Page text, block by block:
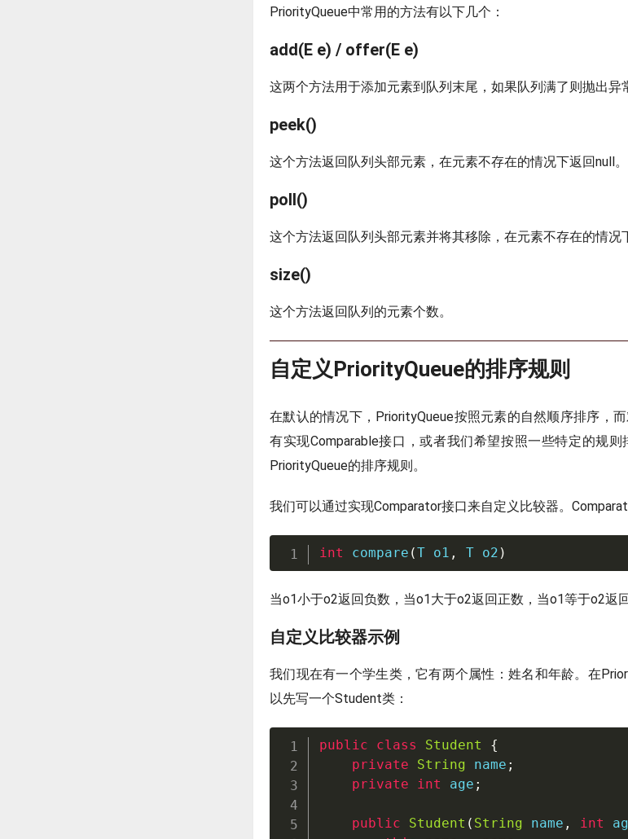
PriorityQueue中常用的方法有以下几个：
add(E e) / offer(E e)
这两个方法用于添加元素到队列末尾，如果队列满了则抛出异
peek()
这个方法返回队列头部元素，在元素不存在的情况下返回null。
poll()
这个方法返回队列头部元素并将其移除，在元素不存在的情况
size()
这个方法返回队列的元素个数。
自定义PriorityQueue的排序规则
在默认的情况下，PriorityQueue按照元素的自然顺序排序，
有实现Comparable接口，或者我们希望按照一些特定的规
PriorityQueue的排序规则。
我们可以通过实现Comparator接口来自定义比较器。
int compare (T o1 , T o2 )
当o1小于o2返回负数，当o1大于o2返回正数，当o1等于o2返回
自定义比较器示例
我们现在有一个学生类，它有两个属性：姓名和年龄。在
以先写一个Student类：
public class Student
{
private
String name ;
private
int age ;
public Student ( String name , int